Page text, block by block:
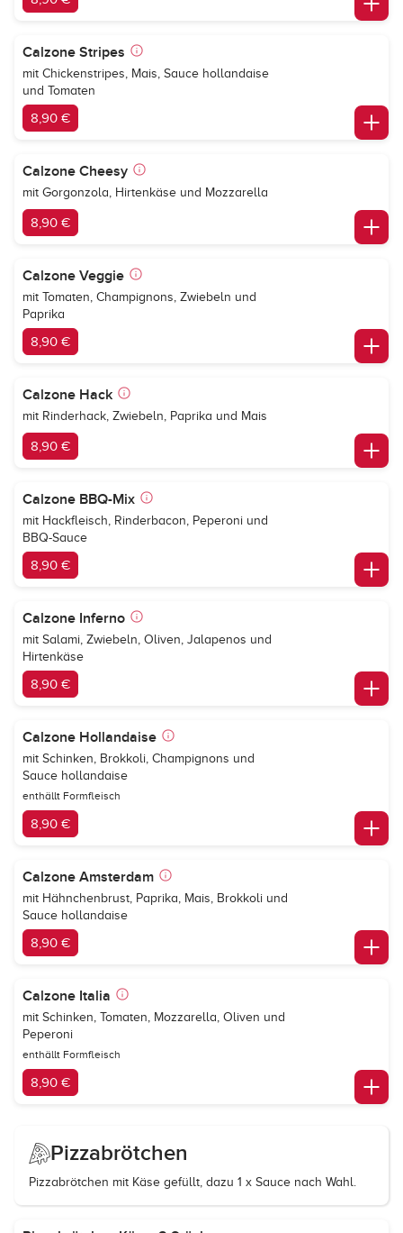
Calzone Stripes
mit Chickenstripes, Mais, Sauce hollandaise
und Tomaten
8,90 €
Calzone Cheesy
mit Gorgonzola, Hirtenkäse und Mozzarella
8,90 €
Calzone Veggie
mit Tomaten, Champignons, Zwiebeln und
Paprika
8,90 €
Calzone Hack
mit Rinderhack, Zwiebeln, Paprika und Mais
8,90 €
Calzone BBQ-Mix
mit Hackfleisch, Rinderbacon, Peperoni und
BBQ-Sauce
8,90 €
Calzone Inferno
mit Salami, Zwiebeln, Oliven, Jalapenos und
Hirtenkäse
8,90 €
Calzone Hollandaise
mit Schinken, Brokkoli, Champignons und
Sauce hollandaise
enthällt Formfleisch
8,90 €
Calzone Amsterdam
mit Hähnchenbrust, Paprika, Mais, Brokkoli und
Sauce hollandaise
8,90 €
Calzone Italia
mit Schinken, Tomaten, Mozzarella, Oliven und
Peperoni
enthällt Formfleisch
8,90 €
Pizzabrötchen
Pizzabrötchen mit Käse gefüllt, dazu 1 x Sauce nach Wahl.